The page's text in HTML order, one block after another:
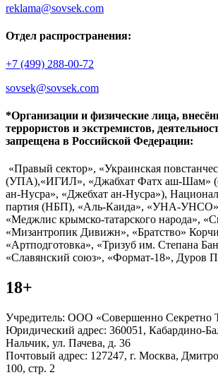
reklama@sovsek.com
Отдел распространения:
+7 (499) 288-00-72
sovsek@sovsek.com
*Организации и физические лица,
террористов и экстремистов,
запрещена в Российской Федерации:
«Правый сектор», «Украинская
(УПА),«ИГИЛ», «Джабхат Фатх аш-Шам»
ан-Нусра», «Джебхат ан-Нусра»),
партия (НБП), «Аль-Каида», «УНА-
«Меджлис крымско-татарского народа»,
«Мизантропик Дивижн», «Братство»
«Артподготовка», «Тризуб им. Степана
«Славянский союз», «Формат-18», Дуров
18+
Учредитель: ООО «Совершенно Секретно
Юридический адрес: 360051, Кабардино-
Нальчик, ул. Пачева, д. 36
Почтовый адрес: 127247, г. Москва,
100, стр. 2